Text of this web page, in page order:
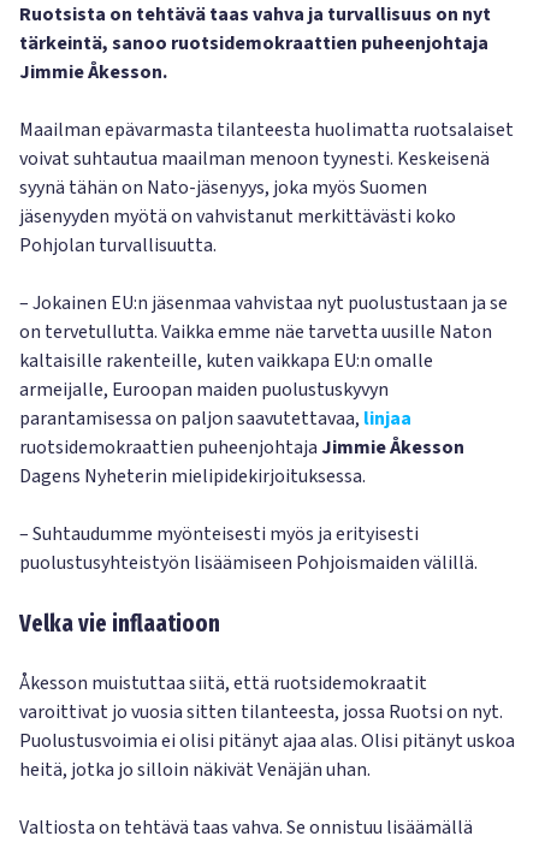
Ruotsista on tehtävä taas vahva ja turvallisuus on nyt
tärkeintä, sanoo ruotsidemokraattien puheenjohtaja
Jimmie Åkesson.
Maailman epävarmasta tilanteesta huolimatta ruotsalaiset
voivat suhtautua maailman menoon tyynesti. Keskeisenä
syynä tähän on Nato-jäsenyys, joka myös Suomen
jäsenyyden myötä on vahvistanut merkittävästi koko
Pohjolan turvallisuutta.
– Jokainen EU:n jäsenmaa vahvistaa nyt puolustustaan ja se
on tervetullutta. Vaikka emme näe tarvetta uusille Naton
kaltaisille rakenteille, kuten vaikkapa EU:n omalle
armeijalle, Euroopan maiden puolustuskyvyn
parantamisessa on paljon saavutettavaa, linjaa
ruotsidemokraattien puheenjohtaja Jimmie Åkesson
Dagens Nyheterin mielipidekirjoituksessa.
– Suhtaudumme myönteisesti myös ja erityisesti
puolustusyhteistyön lisäämiseen Pohjoismaiden välillä.
Velka vie inflaatioon
Åkesson muistuttaa siitä, että ruotsidemokraatit
varoittivat jo vuosia sitten tilanteesta, jossa Ruotsi on nyt.
Puolustusvoimia ei olisi pitänyt ajaa alas. Olisi pitänyt uskoa
heitä, jotka jo silloin näkivät Venäjän uhan.
Valtiosta on tehtävä taas vahva. Se onnistuu lisäämällä